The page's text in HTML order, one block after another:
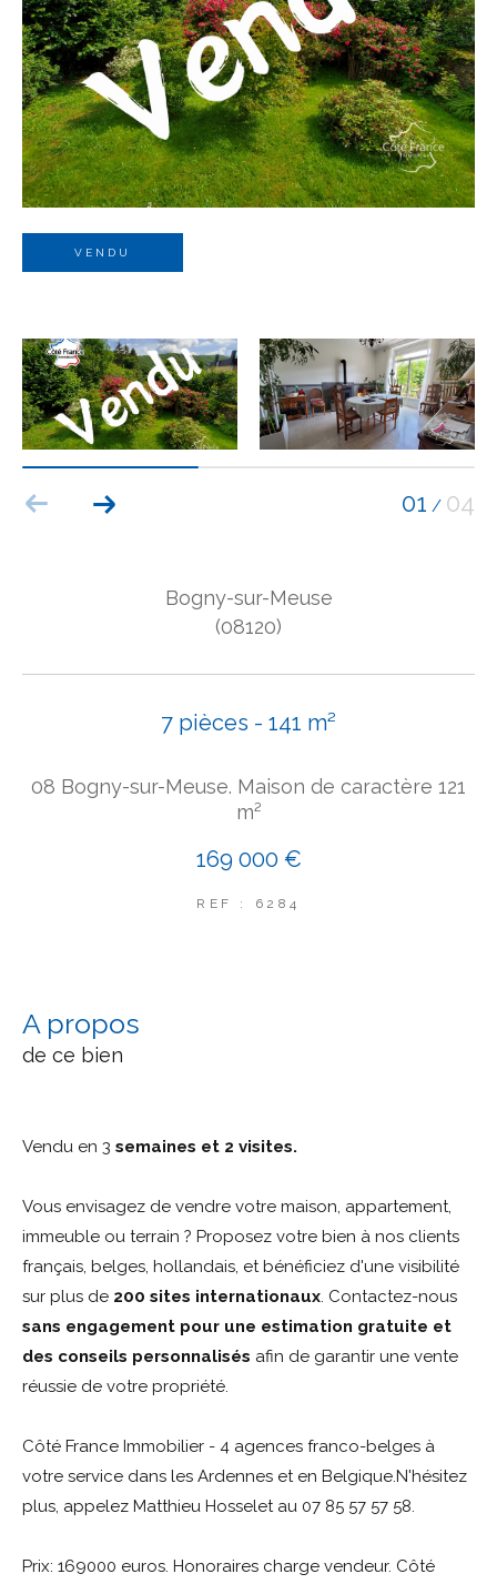
VENDU
01 / 04
Bogny-sur-Meuse
(08120)
7 pièces - 141 m²
08 Bogny-sur-Meuse. Maison de caractère 121
m²
169 000 €
REF : 6284
a propos
de ce bien
Vendu en 3 semaines et 2 visites.
Vous envisagez de vendre votre maison, appartement,
immeuble ou terrain ? Proposez votre bien à nos clients
français, belges, hollandais, et bénéficiez d'une visibilité
sur plus de 200 sites internationaux . Contactez-nous
sans engagement pour une estimation gratuite et
des conseils personnalisés afin de garantir une vente
réussie de votre propriété.
Côté France Immobilier - 4 agences franco-belges à
votre service dans les Ardennes et en Belgique.N'hésitez
plus, appelez Matthieu Hosselet au 07 85 57 57 58.
Prix: 169000 euros. Honoraires charge vendeur. Côté
Budget
Budget
Surface
Surface
Pièces
Référence
AFFINER LES CRITÈRES
TERRASSE PARKING PISCINE